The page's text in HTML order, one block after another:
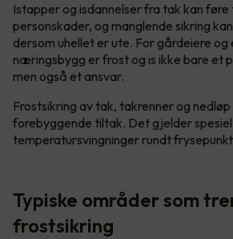
Istapper og isdannelser fra tak kan føre
personskader, og manglende sikring
dersom uhellet er ute. For gårdeiere og
næringsbygg er frost og is ikke bare et
men også et ansvar.
Frostsikring av tak, takrenner og
forebyggende tiltak. Det gjelder
temperatursvingninger rundt
Typiske områder som
frostsikring